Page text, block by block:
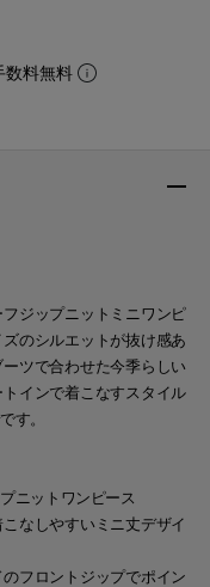
ジップニットミニワンピ
のシルエットが抜け感あ
ツで合わせた今季らしい
インで着こなすスタイル
す。
ニットワンピース
なしやすいミニ丈デザイ
フロントジップでポイン
数料無料